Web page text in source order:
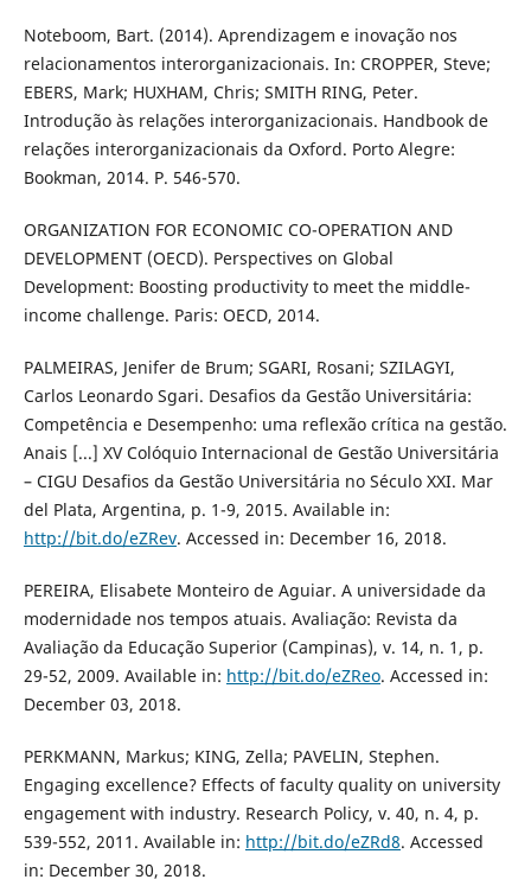
Noteboom, Bart. (2014). Aprendizagem e inovação nos
relacionamentos interorganizacionais. In: CROPPER, Steve;
EBERS, Mark; HUXHAM, Chris; SMITH RING, Peter.
Introdução às relações interorganizacionais. Handbook de
relações interorganizacionais da Oxford. Porto Alegre:
Bookman, 2014. P. 546-570.
ORGANIZATION FOR ECONOMIC CO-OPERATION AND
DEVELOPMENT (OECD). Perspectives on Global
Development: Boosting productivity to meet the middle-
income challenge. Paris: OECD, 2014.
PALMEIRAS, Jenifer de Brum; SGARI, Rosani; SZILAGYI,
Carlos Leonardo Sgari. Desafios da Gestão Universitária:
Competência e Desempenho: uma reflexão crítica na gestão.
Anais [...] XV Colóquio Internacional de Gestão Universitária
– CIGU Desafios da Gestão Universitária no Século XXI. Mar
del Plata, Argentina, p. 1-9, 2015. Available in:
http://bit.do/eZRev. Accessed in: December 16, 2018.
PEREIRA, Elisabete Monteiro de Aguiar. A universidade da
modernidade nos tempos atuais. Avaliação: Revista da
Avaliação da Educação Superior (Campinas), v. 14, n. 1, p.
29-52, 2009. Available in: http://bit.do/eZReo. Accessed in:
December 03, 2018.
PERKMANN, Markus; KING, Zella; PAVELIN, Stephen.
Engaging excellence? Effects of faculty quality on university
engagement with industry. Research Policy, v. 40, n. 4, p.
539-552, 2011. Available in: http://bit.do/eZRd8. Accessed
in: December 30, 2018.